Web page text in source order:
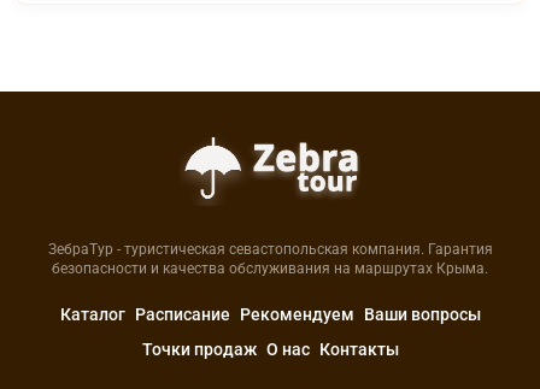
ЗебраТур - туристическая севастопольская компания. Гарантия
безопасности и качества обслуживания на маршрутах Крыма.
Каталог Расписание Рекомендуем
Ваши вопросы
Точки продаж О нас Контакты